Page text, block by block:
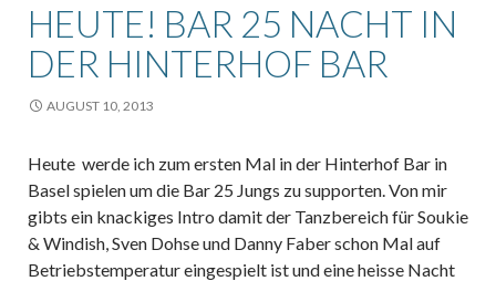
HEUTE! BAR 25 NACHT IN
DER HINTERHOF BAR
AUGUST 10, 2013
Heute werde ich zum ersten Mal in der Hinterhof Bar in
Basel spielen um die Bar 25 Jungs zu supporten. Von mir
gibts ein knackiges Intro damit der Tanzbereich für Soukie
& Windish, Sven Dohse und Danny Faber schon Mal auf
Betriebstemperatur eingespielt ist und eine heisse Nacht